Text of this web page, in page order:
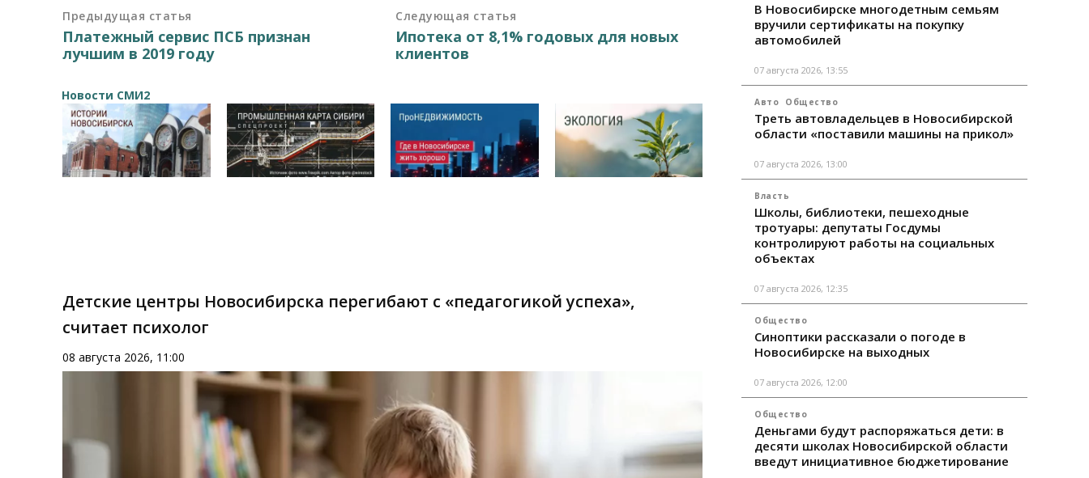
Предыдущая статья
Платежный сервис ПСБ признан
лучшим в 2019 году
Следующая статья
Ипотека от 8,1% годовых для новых
клиентов
Новости СМИ2
Детские центры Новосибирска перегибают с «педагогикой успеха»,
считает психолог
08 августа 2026, 11:00
В Новосибирске многодетным семьям
вручили сертификаты на покупку
автомобилей
07 августа 2026, 13:55
Авто Общество
Треть автовладельцев в Новосибирской
области «поставили машины на прикол»
07 августа 2026, 13:00
Власть
Школы, библиотеки, пешеходные
тротуары: депутаты Госдумы
контролируют работы на социальных
объектах
07 августа 2026, 12:35
Общество
Синоптики рассказали о погоде в
Новосибирске на выходных
07 августа 2026, 12:00
Общество
Деньгами будут распоряжаться дети: в
десяти школах Новосибирской области
введут инициативное бюджетирование